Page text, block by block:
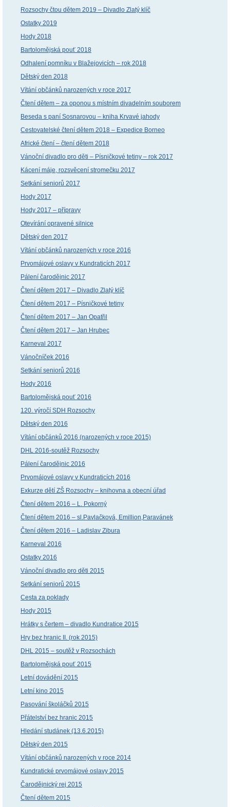
Rozsochy čtou dětem 2019 – Divadlo Zlatý klíč
Ostatky 2019
Hody 2018
Bartolomějská pouť 2018
Odhalení pomníku v Blažejovicích – rok 2018
Dětský den 2018
Vítání občánků narozených v roce 2017
Čtení dětem – za oponou s místním divadelním souborem
Beseda s paní Sosnarovou – kniha Krvavé jahody
Cestovatelské čtení dětem 2018 – Expedice Borneo
Africké čtení – čtení dětem 2018
Vánoční divadlo pro děti – Písničkové tetiny – rok 2017
Kácení máje, rozsvěcení stromečku 2017
Setkání seniorů 2017
Hody 2017
Hody 2017 – přípravy
Otevírání opravené silnice
Dětský den 2017
Vítání občánků narozených v roce 2016
Prvomájové oslavy v Kundraticích 2017
Pálení čarodějnic 2017
Čtení dětem 2017 – Divadlo Zlatý klíč
Čtení dětem 2017 – Písničkové tetiny
Čtení dětem 2017 – Jan Opatřil
Čtení dětem 2017 – Jan Hrubec
Karneval 2017
Vánočníček 2016
Setkání seniorů 2016
Hody 2016
Bartolomějská pouť 2016
120. výročí SDH Rozsochy
Dětský den 2016
Vítání občánků 2016 (narozených v roce 2015)
DHL 2016-soutěž Rozsochy
Pálení čarodějnic 2016
Prvomájové oslavy v Kundraticích 2016
Exkurze dětí ZŠ Rozsochy – knihovna a obecní úřad
Čtení dětem 2016 – L. Pokorný
Čtení dětem 2016 – sl.Pavlačková, Emillion,Paravánek
Čtení dětem 2016 – Ladislav Zibura
Karneval 2016
Ostatky 2016
Vánoční divadlo pro děti 2015
Setkání seniorů 2015
Cesta za poklady
Hody 2015
Hrátky s čertem – divadlo Kundratice 2015
Hry bez hranic II. (rok 2015)
DHL 2015 – soutěž v Rozsochách
Bartolomějská pouť 2015
Letní dovádění 2015
Letní kino 2015
Pasování školáčků 2015
Přátelství bez hranic 2015
Hledání studánek (13.6.2015)
Dětský den 2015
Vítání občánků narozených v roce 2014
Kundratické prvomájové oslavy 2015
Čarodějnický rej 2015
Čtení dětem 2015